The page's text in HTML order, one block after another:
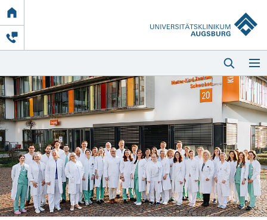
Link
zur
Startseite
Startseite
Kliniken & Einrichtungen